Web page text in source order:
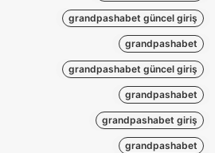
grandpashabet güncel giriş
grandpashabet
grandpashabet güncel giriş
grandpashabet
grandpashabet giriş
grandpashabet